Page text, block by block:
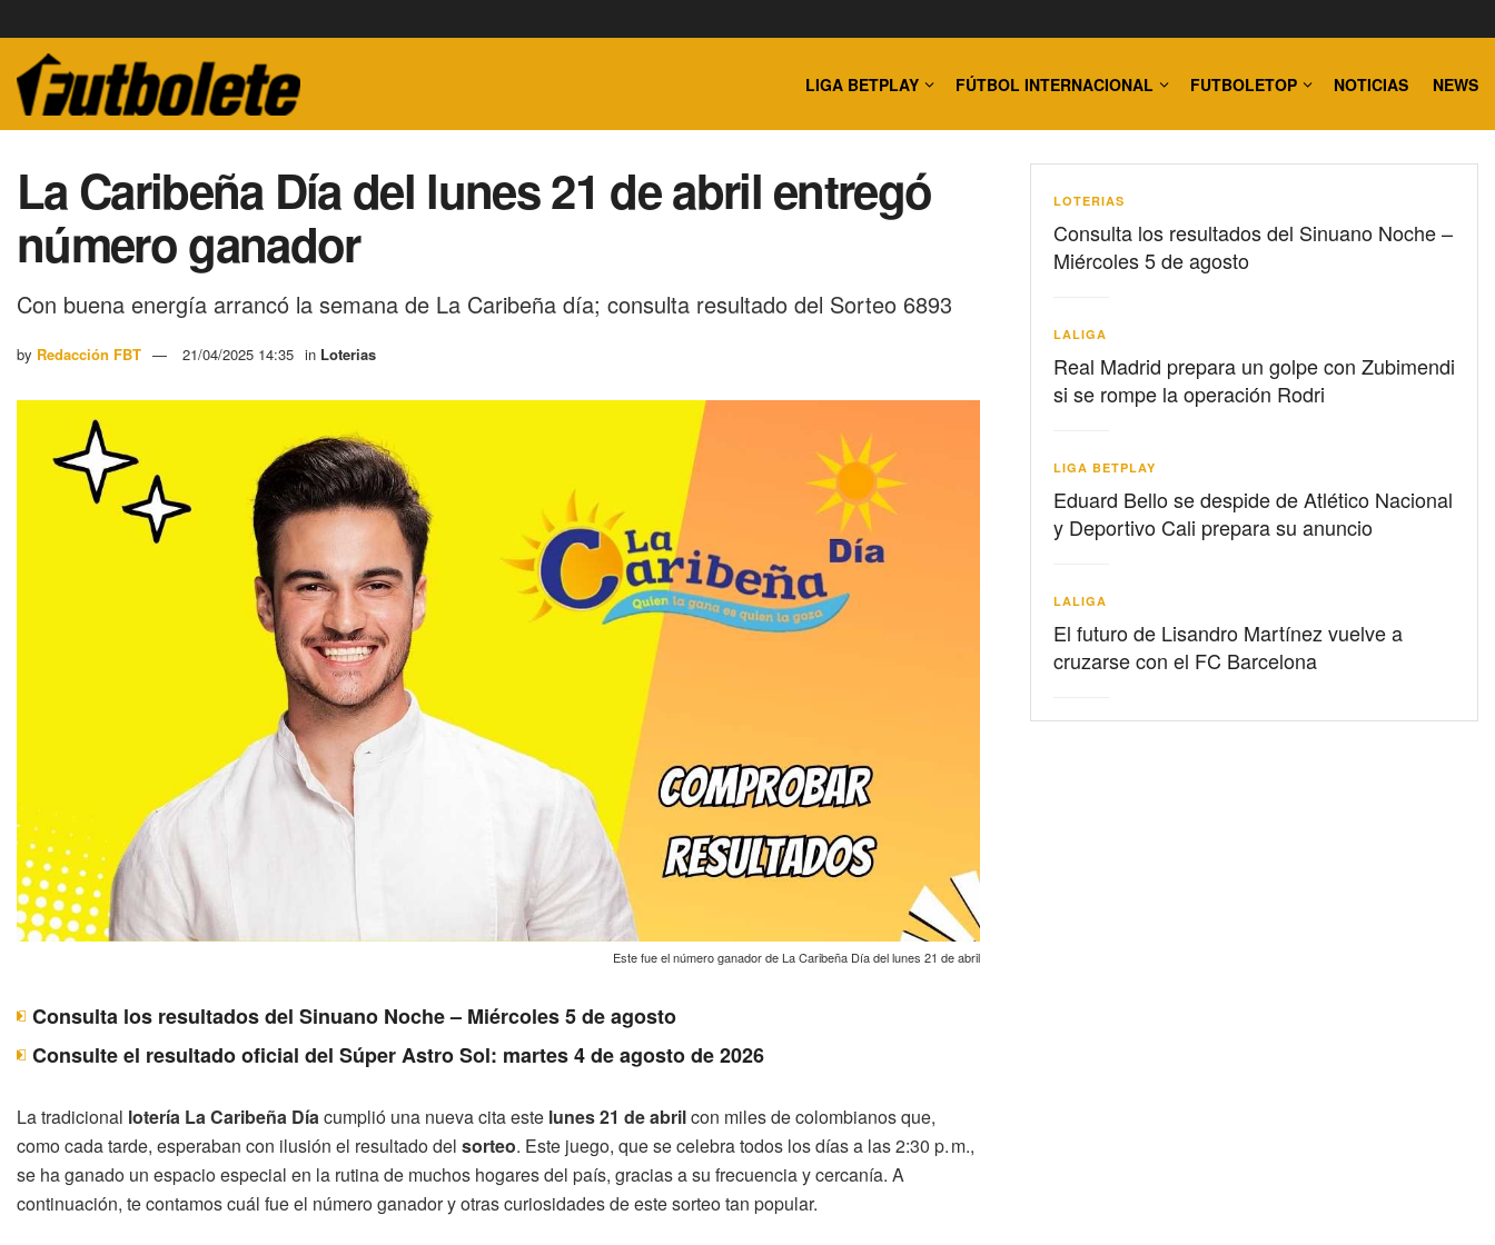
LIGA BETPLAY FÚTBOL INTERNACIONAL FUTBOLETOP NOTICIAS NEWS
La Caribeña Día del lunes 21 de abril entregó
número ganador
Con buena energía arrancó la semana de La Caribeña día; consulta resultado del Sorteo 6893
by Redacción FBT 21/04/2025 14:35 in Loterias
Este fue el número ganador de La Caribeña Día del lunes 21 de abril
Consulta los resultados del Sinuano Noche – Miércoles 5 de agosto
Consulte el resultado oficial del Súper Astro Sol: martes 4 de agosto de 2026
La tradicional lotería La Caribeña Díacumplió una nueva cita este lunes 21 de abrilcon miles de colombianos que,
como cada tarde, esperaban con ilusión el resultado del sorteo. Este juego, que se celebra todos los días a las 2:30 p. m.,
se ha ganado un espacio especial en la rutina de muchos hogares del país, gracias a su frecuencia y cercanía. A
continuación, te contamos cuál fue el número ganador y otras curiosidades de este sorteo tan popular.
LOTERIAS
Consulta los resultados del Sinuano Noche –
Miércoles 5 de agosto
LALIGA
Real Madrid prepara un golpe con Zubimendi
si se rompe la operación Rodri
LIGA BETPLAY
Eduard Bello se despide de Atlético Nacional
y Deportivo Cali prepara su anuncio
LALIGA
El futuro de Lisandro Martínez vuelve a
cruzarse con el FC Barcelona